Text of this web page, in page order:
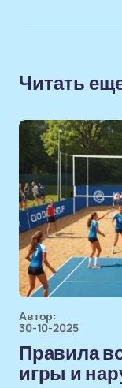
Читать
Автор:
30-10-2025
Правила
игры и